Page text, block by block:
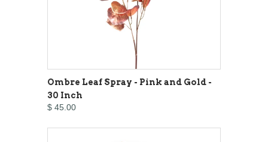
Ombre Leaf Spray - Pink and Gold -
30 Inch
$ 45.00